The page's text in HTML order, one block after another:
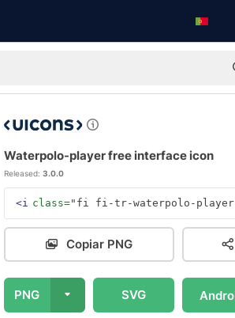
Waterpolo-player free interface icon
Released: 3.0.0
<i class="fi fi-tr-waterpolo-
Copiar PNG
PNG SVG